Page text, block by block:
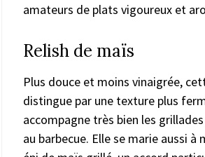
amateurs de plats vigoureux et
Relish de maïs
Plus douce et moins vinaigrée,
distingue par une texture plus
accompagne très bien les
au barbecue. Elle se marie aussi à